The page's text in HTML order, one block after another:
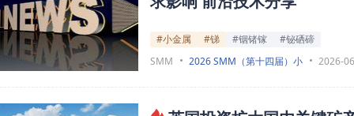
#小金属 #锑 #铟锗镓
#铋硒碲
SMM
2026 SMM（第十四届）小 2026-